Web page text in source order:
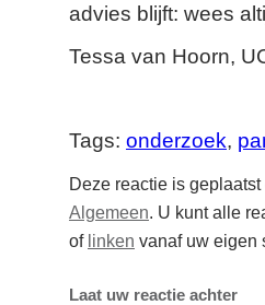
advies blijft: wees
Tessa van Hoorn,
Tags: onderzoek,
Deze reactie is
Algemeen. U kunt alle
of linken vanaf uw eigen
Laat uw reactie achter